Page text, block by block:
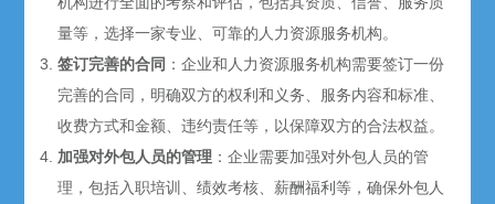
量等，选择一家专业、可靠的人力资源服务机构。
签订完善的合同 ：企业和人力资源服务机构需要签订一份
完善的合同，明确双方的权利和义务、服务内容和标准、
收费方式和金额、违约责任等，以保障双方的合法权益。
加强对外包人员的管理 ：企业需要加强对外包人员的管
理，包括入职培训、绩效考核、薪酬福利等，确保外包人